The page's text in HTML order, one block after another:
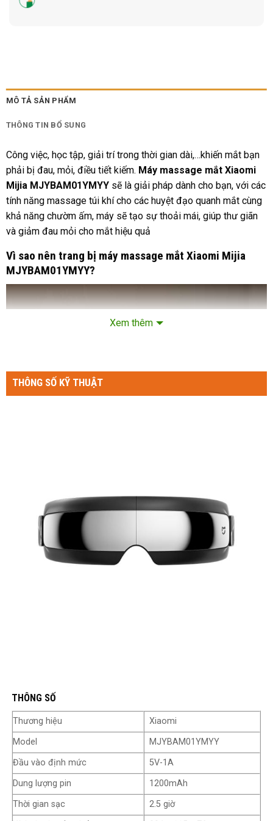
MÔ TẢ SẢN PHẨM
THÔNG TIN BỔ SUNG
Công việc, học tập, giải trí trong thời gian dài,…khiến mắt bạn
phải bị đau, mỏi, điều tiết kiếm. Máy massage mắt Xiaomi
Mijia MJYBAM01YMYYsẽ là giải pháp dành cho bạn, với các
tính năng massage túi khí cho các huyệt đạo quanh mắt cùng
khả năng chườm ấm, máy sẽ tạo sự thoải mái, giúp thư giãn
và giảm đau mỏi cho mắt hiệu quả
Vì sao nên trang bị máy massage mắt Xiaomi Mijia
MJYBAM01YMYY?
Massage 8 huyệt đạo quanh mắt
Xem thêm
THÔNG SỐ KỸ THUẬT
THÔNG SỐ
Thương hiệu
Xiaomi
Model
MJYBAM01YMYY
Đầu vào định mức
5V-1A
Dung lượng pin
1200mAh
Thời gian sạc
2.5 giờ